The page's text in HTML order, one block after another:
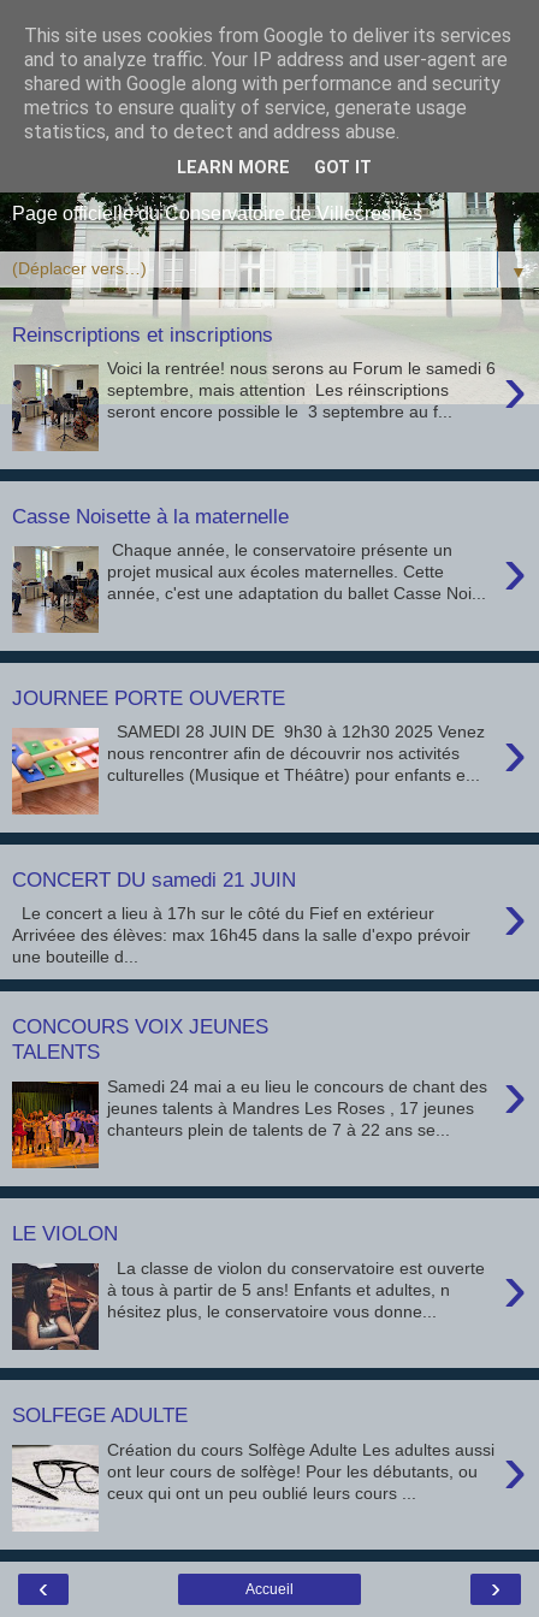
Conservatoire de
Villecresnes Musique &
Page officielle du Conservatoire de Villecresnes
▼
Reinscriptions et inscriptions
›
Voici la rentrée! nous serons au Forum le samedi 6
septembre, mais attention Les réinscriptions
seront encore possible le 3 septembre au f...
Casse Noisette à la maternelle
›
Chaque année, le conservatoire présente un
projet musical aux écoles maternelles. Cette
année, c'est une adaptation du ballet Casse Noi...
JOURNEE PORTE OUVERTE
›
SAMEDI 28 JUIN DE 9h30 à 12h30 2025 Venez
nous rencontrer afin de découvrir nos activités
culturelles (Musique et Théâtre) pour enfants e...
CONCERT DU samedi 21 JUIN ›
Le concert a lieu à 17h sur le côté du Fief en extérieur
Arrivéee des élèves: max 16h45 dans la salle d'expo prévoir
une bouteille d...
CONCOURS VOIX JEUNES
TALENTS
›
Samedi 24 mai a eu lieu le concours de chant des
jeunes talents à Mandres Les Roses , 17 jeunes
chanteurs plein de talents de 7 à 22 ans se...
LE VIOLON
›
La classe de violon du conservatoire est ouverte
à tous à partir de 5 ans! Enfants et adultes, n
hésitez plus, le conservatoire vous donne...
SOLFEGE ADULTE
›
Création du cours Solfège Adulte Les adultes aussi
ont leur cours de solfège! Pour les débutants, ou
ceux qui ont un peu oublié leurs cours ...
‹ ›
Accueil
This site uses cookies from Google to deliver its services
and to analyze traffic. Your IP address and user-agent are
shared with Google along with performance and security
metrics to ensure quality of service, generate usage
statistics, and to detect and address abuse.
LEARN MORE GOT IT